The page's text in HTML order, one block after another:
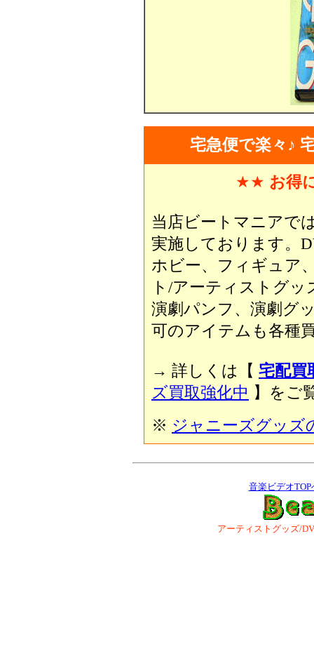
宅急便で楽々♪
★★ お得
当店ビートマニアで
実施しております。
ホビー、フィギュア
ト/アーティストグッ
演劇パンフ、演劇グ
可のアイテムも各種
→ 詳しくは【 宅配買
ズ買取強化中 】をご
※ ジャニーズグッズ
音楽ビデオTOP
アーティストグッズ/